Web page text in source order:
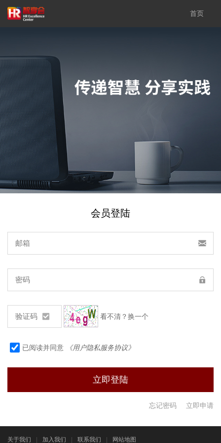
首页
会员登陆
看不清？换一个
已阅读并同意 《用户隐私服务协议》
忘记密码 立即申请
关于我们 加入我们 联系我们 网站地图